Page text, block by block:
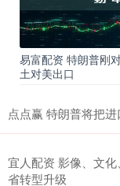
易富配资 特朗普刚
土对美出口
点点赢 特朗普将把
宜人配资 影像、文
省转型升级